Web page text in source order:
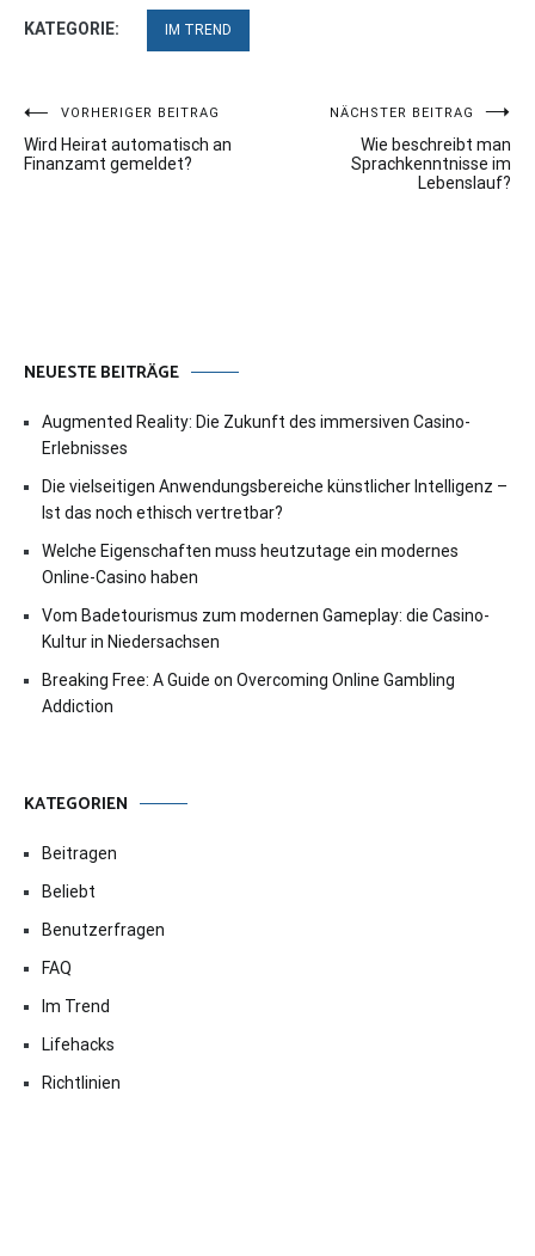
KATEGORIE: IM TREND
Beitragsnavigation
VORHERIGER BEITRAG
Wird Heirat automatisch an
Finanzamt gemeldet?
NÄCHSTER BEITRAG
Wie beschreibt man
Sprachkenntnisse im
Lebenslauf?
NEUESTE BEITRÄGE
Augmented Reality: Die Zukunft des immersiven Casino-
Erlebnisses
Die vielseitigen Anwendungsbereiche künstlicher Intelligenz –
Ist das noch ethisch vertretbar?
Welche Eigenschaften muss heutzutage ein modernes
Online-Casino haben
Vom Badetourismus zum modernen Gameplay: die Casino-
Kultur in Niedersachsen
Breaking Free: A Guide on Overcoming Online Gambling
Addiction
KATEGORIEN
Beitragen
Beliebt
Benutzerfragen
FAQ
Im Trend
Lifehacks
Richtlinien